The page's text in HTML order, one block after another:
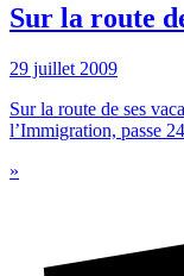
Sur la route
29 juillet 2009
Sur la route de ses
l’Immigration, passe
»